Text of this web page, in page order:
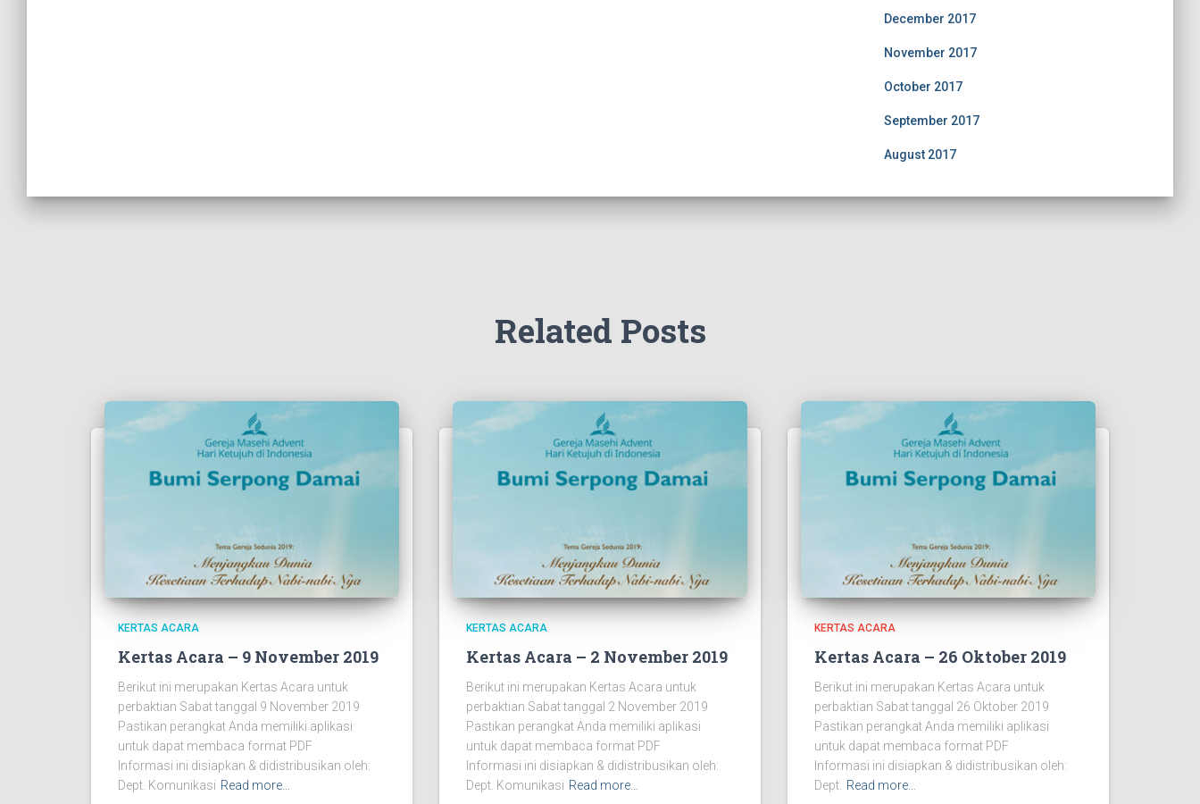
December 2017
November 2017
October 2017
September 2017
August 2017
Related Posts
KERTAS ACARA
Kertas Acara – 9 November 2019
Berikut ini merupakan Kertas Acara untuk
perbaktian Sabat tanggal 9 November 2019
Pastikan perangkat Anda memiliki aplikasi
untuk dapat membaca format PDF
Informasi ini disiapkan & didistribusikan oleh:
Dept. Komunikasi Read more…
KERTAS ACARA
Kertas Acara – 2 November 2019
Berikut ini merupakan Kertas Acara untuk
perbaktian Sabat tanggal 2 November 2019
Pastikan perangkat Anda memiliki aplikasi
untuk dapat membaca format PDF
Informasi ini disiapkan & didistribusikan oleh:
Dept. Komunikasi Read more…
KERTAS ACARA
Kertas Acara – 26 Oktober 2019
Berikut ini merupakan Kertas Acara untuk
perbaktian Sabat tanggal 26 Oktober 2019
Pastikan perangkat Anda memiliki aplikasi
untuk dapat membaca format PDF
Informasi ini disiapkan & didistribusikan oleh:
Dept. Read more…